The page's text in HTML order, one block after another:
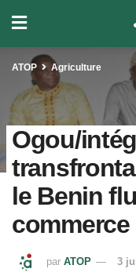
ATOP Agriculture
Ogou/
le Benin
par ATOP
3